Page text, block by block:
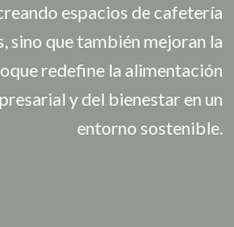
espacios de cafetería
sino que también mejoran la
redefine la alimentación
y del bienestar en un
entorno sostenible.